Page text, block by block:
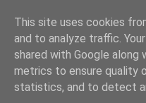
Книжен
Блог на книжарницата —
ул. „Оборище" 117,
This site uses cookies
and to analyze traffic.
shared with Google
metrics to ensure quality
statistics, and to detect